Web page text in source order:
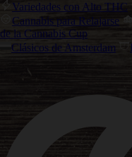
Variedades con Alto THC
Cannabis para Relajarse
de la Cannabis Cup
Clásicos de Amsterdam